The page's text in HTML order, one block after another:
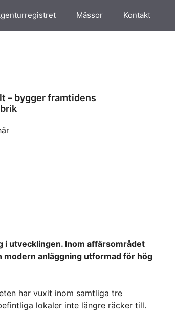
Mässor Kontakt
– bygger framtidens
i utvecklingen. Inom affärsområdet
modern anläggning utformad för hög
har vuxit inom samtliga tre
lokaler inte längre räcker till.